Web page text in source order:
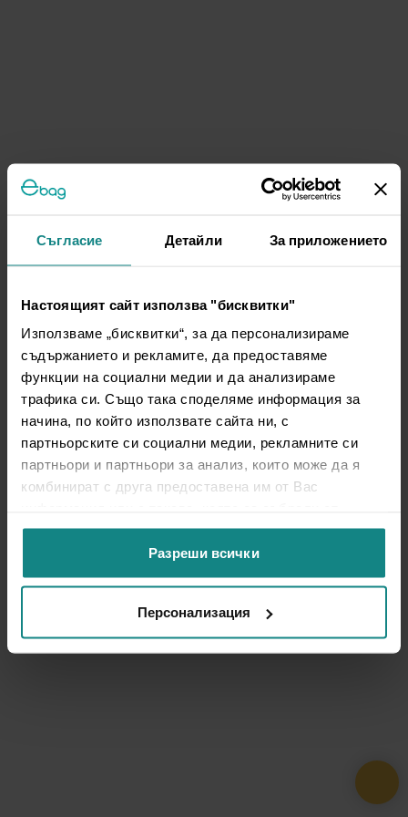
Съгласие Детайли За приложението
Настоящият сайт използва "бисквитки"
Използваме „бисквитки“, за да персонализираме
съдържанието и рекламите, да предоставяме
функции на социални медии и да анализираме
трафика си. Също така споделяме информация за
начина, по който използвате сайта ни, с
партньорските си социални медии, рекламните си
партньори и партньори за анализ, които може да я
комбинират с друга предоставена им от Вас
ползването от Ваша страна на услугите им.
Разреши всички
Персонализация